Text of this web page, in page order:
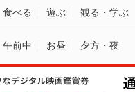
食べる 遊ぶ 観る・学ぶ
午前中 お昼 夕方・夜